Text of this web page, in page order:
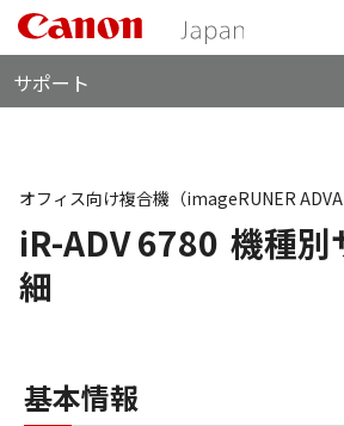
サポート
iR-ADV 6780 機種別
細
オフィス向け複合機（imageRUNER
基本情報